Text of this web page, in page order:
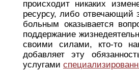
происходит никаких
ресурсу, либо отвечающий
больным оказывается
поддержание
своими силами, кто-то
добавляет эту
услугами